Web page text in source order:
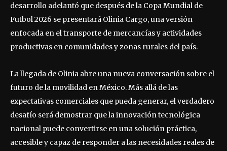
desarrollo adelantó que después de la Copa Mundial de
Futbol 2026 se presentará Olinia Cargo, una versión
enfocada en el transporte de mercancías y actividades
productivas en comunidades y zonas rurales del país.
La llegada de Olinia abre una nueva conversación sobre el
futuro de la movilidad en México. Más allá de las
expectativas comerciales que pueda generar, el verdadero
desafío será demostrar que la innovación tecnológica
nacional puede convertirse en una solución práctica,
accesible y capaz de responder a las necesidades reales de